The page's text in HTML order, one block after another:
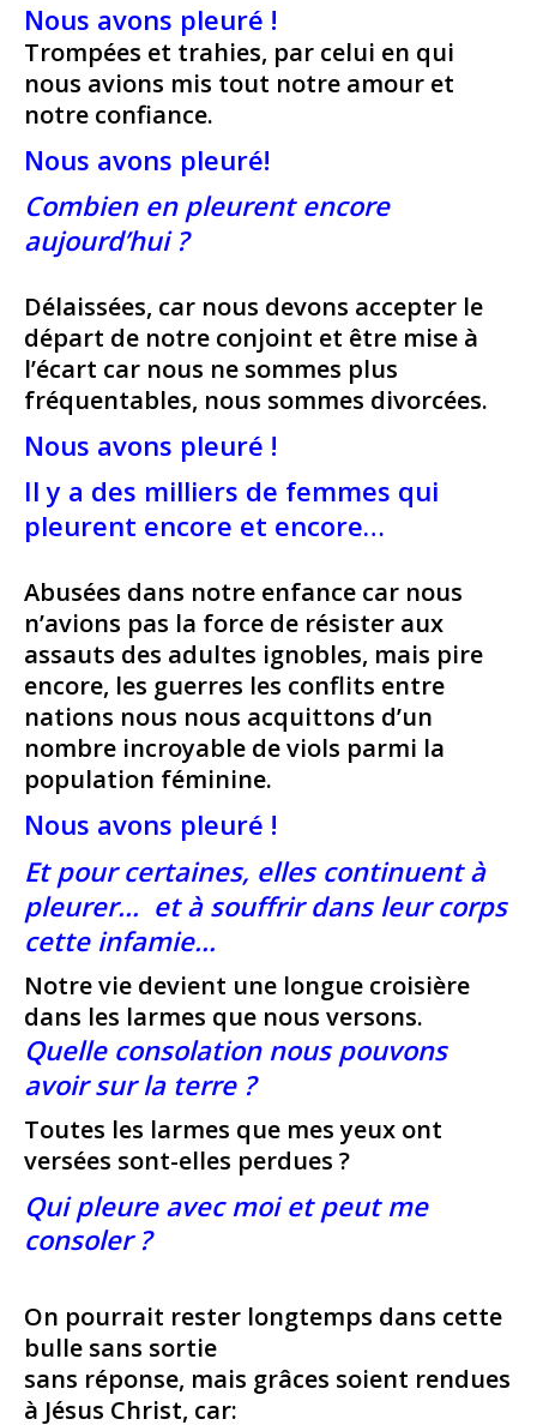
Nous avons pleuré !
Trompées et trahies, par celui en qui
nous avions mis tout notre amour et
notre confiance.
Nous avons pleuré!
Combien en pleurent encore
aujourd’hui ?
Délaissées, car nous devons accepter le
départ de notre conjoint et être mise à
l’écart car nous ne sommes plus
fréquentables, nous sommes divorcées.
Nous avons pleuré !
Il y a des milliers de femmes qui
pleurent encore et encore…
Abusées dans notre enfance car nous
n’avions pas la force de résister aux
assauts des adultes ignobles, mais pire
encore, les guerres les conflits entre
nations nous nous acquittons d’un
nombre incroyable de viols parmi la
population féminine.
Nous avons pleuré !
Et pour certaines, elles continuent à
pleurer… et à souffrir dans leur corps
cette infamie…
Notre vie devient une longue croisière
dans les larmes que nous versons.
Quelle consolation nous pouvons
avoir sur la terre ?
Toutes les larmes que mes yeux ont
versées sont-elles perdues ?
Qui pleure avec moi et peut me
consoler ?
On pourrait rester longtemps dans cette
bulle sans sortie
sans réponse, mais grâces soient rendues
à Jésus Christ, car: